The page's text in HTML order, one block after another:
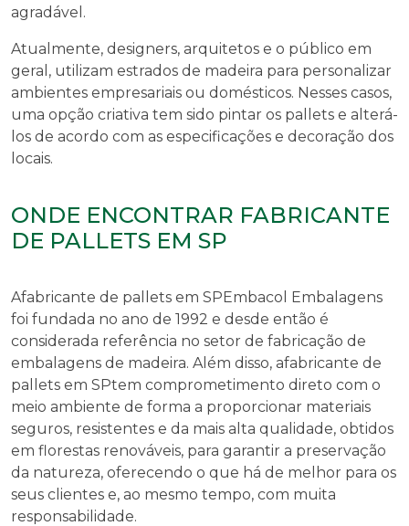
agradável.
Atualmente, designers, arquitetos e o público em
geral, utilizam estrados de madeira para personalizar
ambientes empresariais ou domésticos. Nesses casos,
uma opção criativa tem sido pintar os pallets e alterá-
los de acordo com as especificações e decoração dos
locais.
ONDE ENCONTRAR FABRICANTE
DE PALLETS EM SP
Afabricante de pallets em SPEmbacol Embalagens
foi fundada no ano de 1992 e desde então é
considerada referência no setor de fabricação de
embalagens de madeira. Além disso, afabricante de
pallets em SPtem comprometimento direto com o
meio ambiente de forma a proporcionar materiais
seguros, resistentes e da mais alta qualidade, obtidos
em florestas renováveis, para garantir a preservação
da natureza, oferecendo o que há de melhor para os
seus clientes e, ao mesmo tempo, com muita
responsabilidade.